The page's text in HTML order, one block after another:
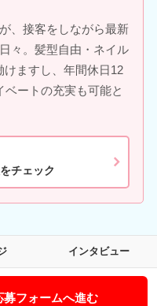
、接客をしながら最新
々。髪型自由・ネイル
ますし、年間休日12
ートの充実も可能と
チェック
インタビュー
フォームへ進む